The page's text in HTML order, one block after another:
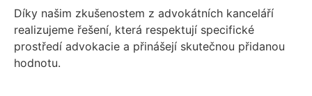
Díky našim zkušenostem z advokátních kanceláří
realizujeme řešení, která respektují specifické
prostředí advokacie a přinášejí skutečnou přidanou
hodnotu.